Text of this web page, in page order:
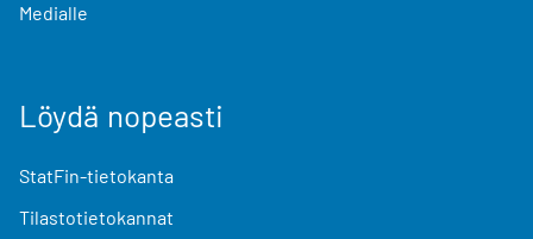
Medialle
Löydä nopeasti
StatFin-tietokanta
Tilastotietokannat